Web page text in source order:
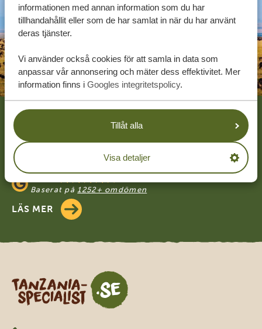
informationen med annan information som du har
tillhandahållit eller som de har samlat in när du har använt
deras tjänster.
Vi använder också cookies för att samla in data som
anpassar vår annonsering och mäter dess effektivitet. Mer
information finns i Googles integritetspolicy.
Tillåt alla
Visa detaljer
Footer
VÅRA KUNDER REKOMMENDERAR
TANZANIA SPECIALIST
Baserat på1252+ omdömen
LÄS MER
Tanzania Specialist